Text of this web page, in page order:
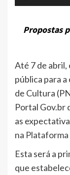
Propostas
Até 7 de
pública para
de Cultura
Portal Gov.br
as
na
Esta será a
que